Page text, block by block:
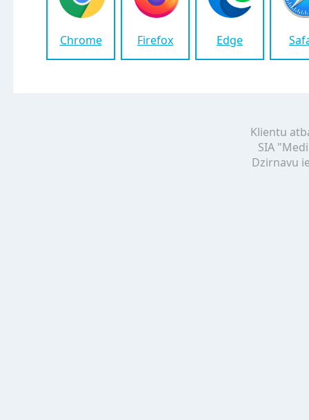
Chrome Firefox Edge
Klientu
SIA
Dzirnavu